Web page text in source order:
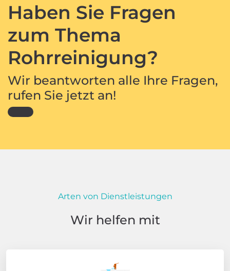
Haben Sie Fragen
zum Thema
Rohrreinigung?
Wir beantworten alle Ihre Fragen,
rufen Sie jetzt an!
Arten von Dienstleistungen
Wir helfen mit